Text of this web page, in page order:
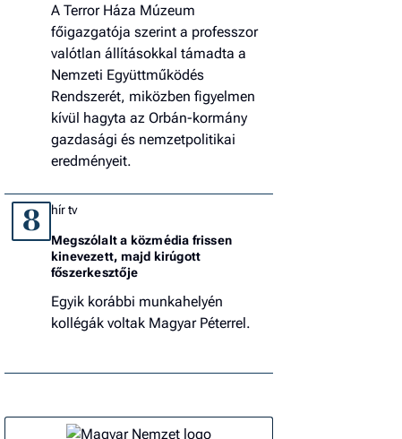
A Terror Háza Múzeum
főigazgatója szerint a professzor
valótlan állításokkal támadta a
Nemzeti Együttműködés
Rendszerét, miközben figyelmen
kívül hagyta az Orbán-kormány
gazdasági és nemzetpolitikai
eredményeit.
8 hír tv
Megszólalt a közmédia frissen
kinevezett, majd kirúgott
főszerkesztője
Egyik korábbi munkahelyén
kollégák voltak Magyar Péterrel.